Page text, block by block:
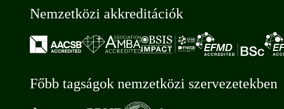
Nemzetközi akkreditációk
Főbb tagságok nemzetközi szervezetekben